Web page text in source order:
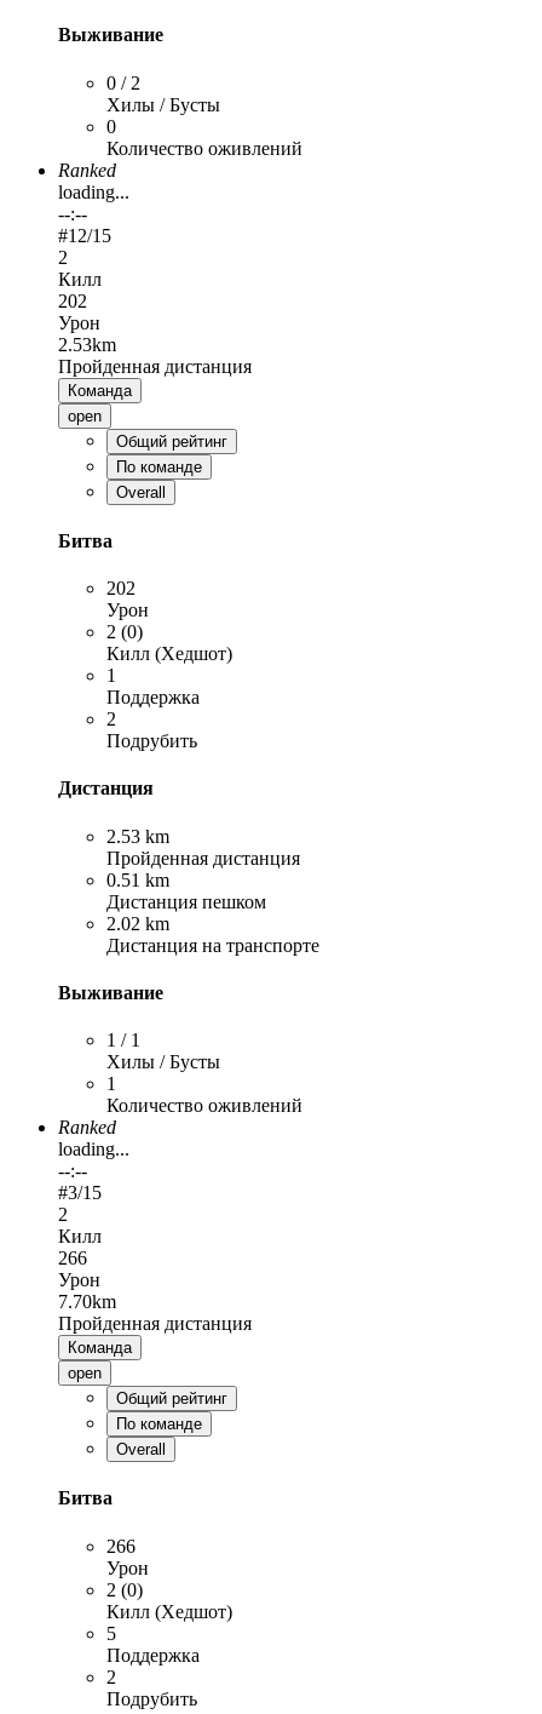
Выживание
0 / 2
Хилы / Бусты
0
Количество оживлений
Ranked
loading...
--:--
#12/15
2
Килл
202
Урон
2.53km
Пройденная дистанция
Команда
open
Общий рейтинг
По команде
Overall
Битва
202
Урон
2 (0)
Килл (Хедшот)
1
Поддержка
2
Подрубить
Дистанция
2.53 km
Пройденная дистанция
0.51 km
Дистанция пешком
2.02 km
Дистанция на транспорте
Выживание
1 / 1
Хилы / Бусты
1
Количество оживлений
Ranked
loading...
--:--
#3/15
2
Килл
266
Урон
7.70km
Пройденная дистанция
Команда
open
Общий рейтинг
По команде
Overall
Битва
266
Урон
2 (0)
Килл (Хедшот)
5
Поддержка
2
Подрубить